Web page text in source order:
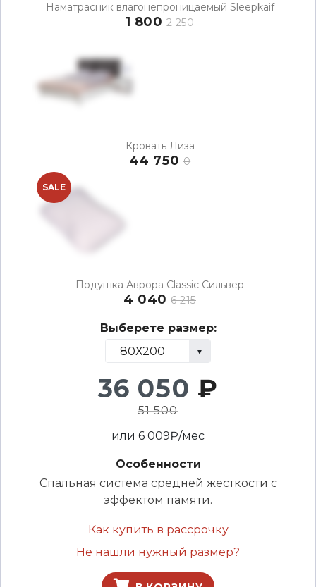
Наматрасник влагонепроницаемый Sleepkaif
1 800 2 250
Кровать Лиза
44 7500
SALE
Подушка Аврора Classic Сильвер
4 0406 215
Выберете размер:
36 050 ₽
51 500
или 6 009₽/мес
Особенности
Спальная система средней жесткости с
эффектом памяти.
Как купить в рассрочку
Не нашли нужный размер?